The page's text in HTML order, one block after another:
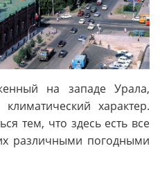
на западе Урала,
характер.
тем, что здесь есть все
различными погодными